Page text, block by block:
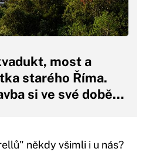
most a
starého Říma.
si ve své době…
někdy všimli i u nás?